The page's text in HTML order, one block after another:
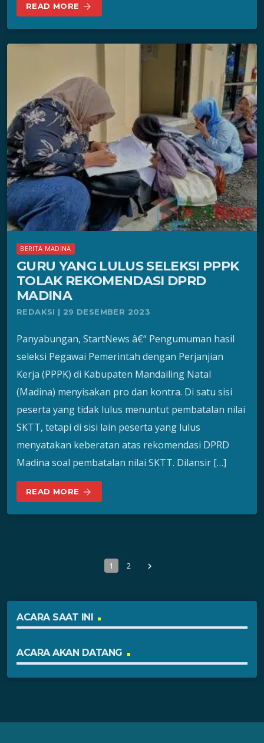
READ MORE arrow_forward
BERITA MADINA
GURU YANG LULUS SELEKSI PPPK
TOLAK REKOMENDASI DPRD
MADINA
REDAKSI | 29 DESEMBER 2023
Panyabungan, StartNews â€“ Pengumuman hasil
seleksi Pegawai Pemerintah dengan Perjanjian
Kerja (PPPK) di Kabupaten Mandailing Natal
(Madina) menyisakan pro dan kontra. Di satu sisi
peserta yang tidak lulus menuntut pembatalan nilai
SKTT, tetapi di sisi lain peserta yang lulus
menyatakan keberatan atas rekomendasi DPRD
Madina soal pembatalan nilai SKTT. Dilansir […]
READ MORE arrow_forward
1 2 navigate_next
ACARA SAAT INI
ACARA AKAN DATANG